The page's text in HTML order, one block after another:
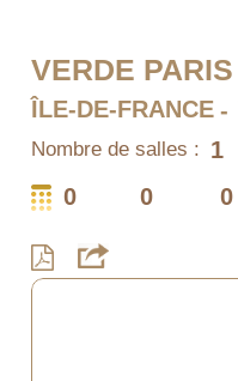
VERDE PARIS
ÎLE-DE-FRANCE
Nombre de salles : 1
0
0 0